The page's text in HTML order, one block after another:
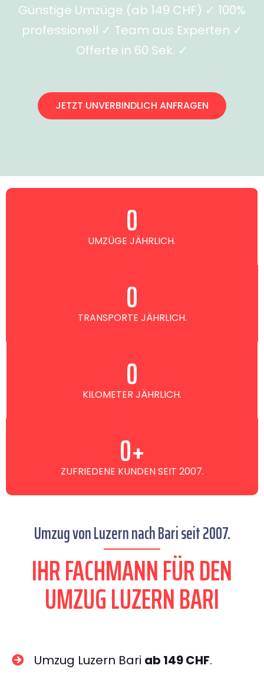
Günstige Umzüge (ab 149 CHF) ✓ 100%
professionell ✓ Team aus Experten ✓
Offerte in 60 Sek. ✓
JETZT UNVERBINDLICH ANFRAGEN
UMZÜGE JÄHRLICH.
0
TRANSPORTE JÄHRLICH.
0
KILOMETER JÄHRLICH.
0
ZUFRIEDENE KUNDEN SEIT 2007.
0+
Umzug von Luzern nach Bari seit 2007.
IHR FACHMANN FÜR DEN
UMZUG LUZERN BARI
Umzug Luzern Bari ab 149 CHF.